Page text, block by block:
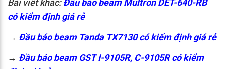
Bài viết khác:Đầu báo beam Multron DET-640-RB
có kiểm định giá rẻ
→ Đầu báo beam Tanda TX7130 có kiểm định giá rẻ
→ Đầu báo beam GST I-9105R, C-9105R có kiểm